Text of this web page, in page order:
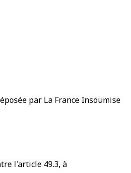
par La France Insoumise
l'article 49.3, à